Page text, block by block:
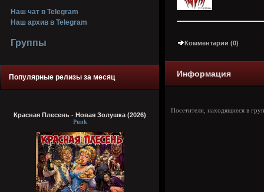
Наш чат в Telegram
Наш архив в Telegram
Группы
Популярные релизы за месяц
Красная Плесень - Новая Золушка (2026)
Punk
Комментарии (0)
Информация
Посетители, находящиеся в